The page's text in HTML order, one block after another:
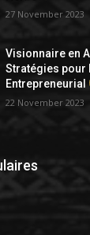
27 November 2023
Visionnaire en
Stratégies pour
Entrepreneurial
22 November 2023